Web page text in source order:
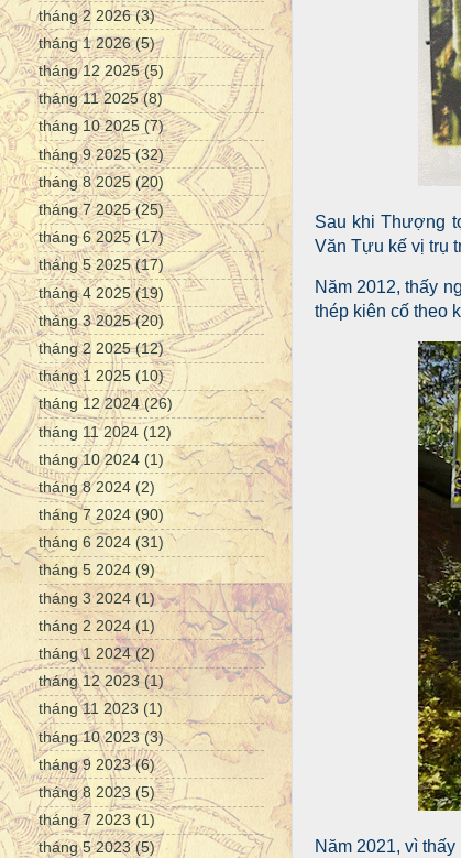
Sau khi Thượng
Văn Tựu kế vị trụ
Năm 2012, thấy
thép kiên cố theo
Năm 2021, vì
tháng 2 2026(3)
tháng 1 2026(5)
tháng 12 2025(5)
tháng 11 2025(8)
tháng 10 2025 (7)
tháng 9 2025(32)
tháng 8 2025(20)
tháng 7 2025(25)
tháng 6 2025(17)
tháng 5 2025(17)
tháng 4 2025(19)
tháng 3 2025(20)
tháng 2 2025(12)
tháng 1 2025 (10)
tháng 12 2024(26)
tháng 11 2024 (12)
tháng 10 2024 (1)
tháng 8 2024 (2)
tháng 7 2024(90)
tháng 6 2024 (31)
tháng 5 2024 (9)
tháng 3 2024 (1)
tháng 2 2024 (1)
tháng 1 2024(2)
tháng 12 2023(1)
tháng 11 2023 (1)
tháng 10 2023(3)
tháng 9 2023(6)
tháng 8 2023 (5)
tháng 7 2023 (1)
tháng 5 2023(5)